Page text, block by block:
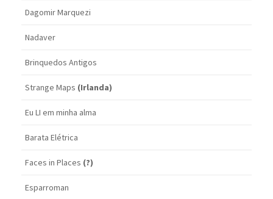
Dagomir Marquezi
Nadaver
Brinquedos Antigos
Strange Maps (Irlanda)
Eu LI em minha alma
Barata Elétrica
Faces in Places (?)
Esparroman